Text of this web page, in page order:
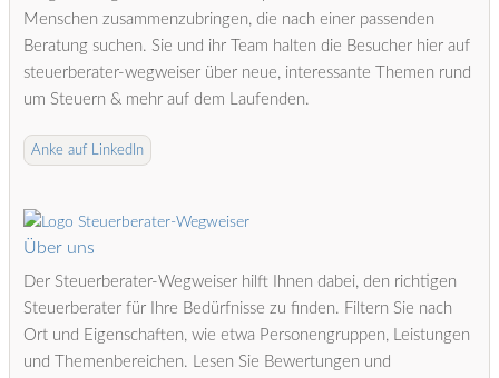
Menschen zusammenzubringen, die nach einer passenden
Beratung suchen. Sie und ihr Team halten die Besucher hier auf
steuerberater-wegweiser über neue, interessante Themen rund
um Steuern & mehr auf dem Laufenden.
Anke auf LinkedIn
Über uns
Der Steuerberater-Wegweiser hilft Ihnen dabei, den richtigen
Steuerberater für Ihre Bedürfnisse zu finden. Filtern Sie nach
Ort und Eigenschaften, wie etwa Personengruppen, Leistungen
und Themenbereichen. Lesen Sie Bewertungen und